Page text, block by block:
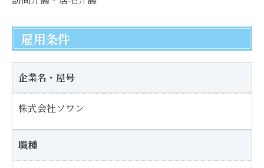
雇用条件
企業名・屋号
株式会社ソワン
職種